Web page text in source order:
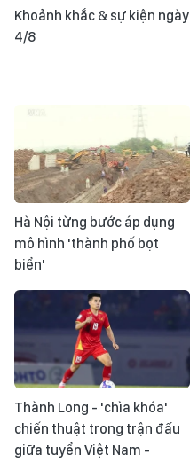
Khoảnh khắc & sự kiện ngày
4/8
Hà Nội từng bước áp dụng
mô hình 'thành phố bọt
biển'
Thành Long - 'chìa khóa'
chiến thuật trong trận đấu
giữa tuyển Việt Nam -